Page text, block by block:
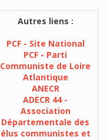
Autres liens :
PCF - Site National
PCF - Parti
Communiste de Loire
Atlantique
ANECR
ADECR 44 -
Association
Départementale des
élus communistes et